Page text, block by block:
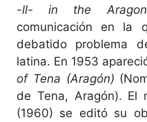
-ll- in the
comunicación en la
debatido problema
latina. En 1953
of Tena (Aragón)
de Tena, Aragón). El
(1960) se editó su